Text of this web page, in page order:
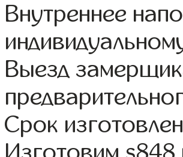
Внутреннее
Выезд
Срок